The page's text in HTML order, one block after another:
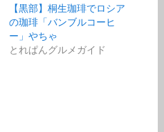
【黒部】桐生珈琲でロシア
の珈琲「バンブルコーヒ
ー」やちゃ
とれぱんグルメガイド